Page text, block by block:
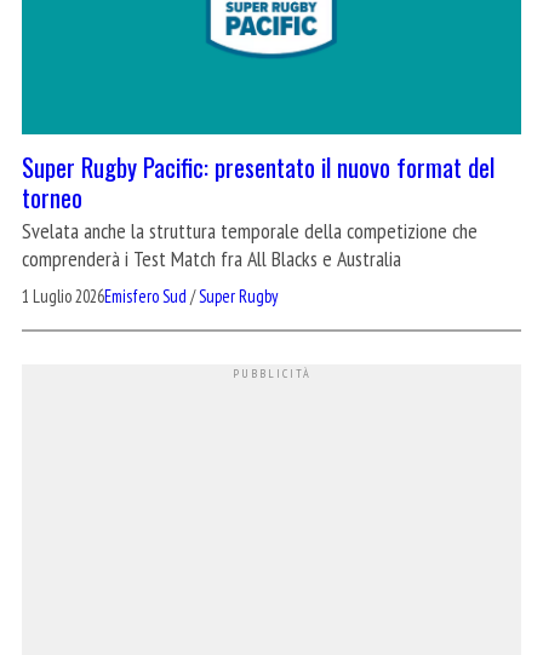
Super Rugby Pacific: presentato il nuovo format del
torneo
Svelata anche la struttura temporale della competizione che
comprenderà i Test Match fra All Blacks e Australia
1 Luglio 2026Emisfero Sud /Super Rugby